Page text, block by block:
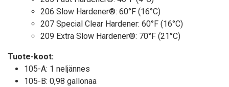
206 Slow Hardener®: 60°F (16°C)
207 Special Clear Hardener: 60°F (16°C)
209 Extra Slow Hardener®: 70°F (21°C)
Tuote-koot:
105-A: 1 neljännes
105-B: 0,98 gallonaa